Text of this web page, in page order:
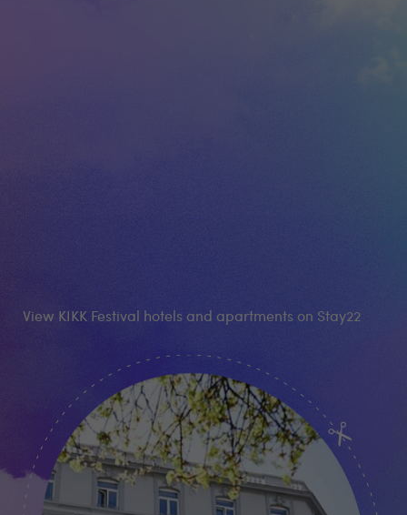
View KIKK Festival hotels and apartments on Stay22